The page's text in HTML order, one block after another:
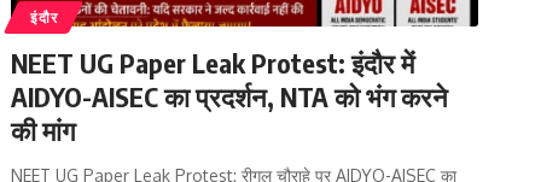
इंदौर
NEET UG Paper Leak Protest: इंदौर में
AIDYO-AISEC का प्रदर्शन, NTA को भंग करने
की मांग
NEET UG Paper Leak Protest: रीगल चौराहे पर AIDYO-AISEC का